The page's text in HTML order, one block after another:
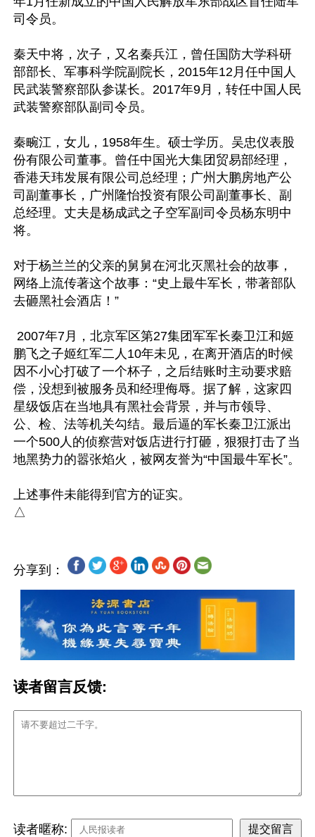
司令员。
秦天中将，次子，又名秦兵江，曾任国防大学科研
部部长、军事科学院副院长，2015年12月任中国人
民武装警察部队参谋长。2017年9月，转任中国人民
武装警察部队副司令员。
秦畹江，女儿，1958年生。硕士学历。吴忠仪表股
份有限公司董事。曾任中国光大集团贸易部经理，
香港天玮发展有限公司总经理；广州大鹏房地产公
司副董事长，广州隆怡投资有限公司副董事长、副
总经理。丈夫是杨成武之子空军副司令员杨东明中
将。
对于杨兰兰的父亲的舅舅在河北灭黑社会的故事，
网络上流传著这个故事：“史上最牛军长，带著部队
去砸黑社会酒店！”
鹏飞之子姬红军二人10年未见，在离开酒店的时候
因不小心打破了一个杯子，之后结账时主动要求赔
偿，没想到被服务员和经理侮辱。据了解，这家四
星级饭店在当地具有黑社会背景，并与市领导、
公、检、法等机关勾结。最后逼的军长秦卫江派出
一个500人的侦察营对饭店进行打砸，狠狠打击了当
地黑势力的嚣张焰火，被网友誉为“中国最牛军长”。
上述事件未能得到官方的证实。
分享到：
读者留言反馈:
读者暱称: